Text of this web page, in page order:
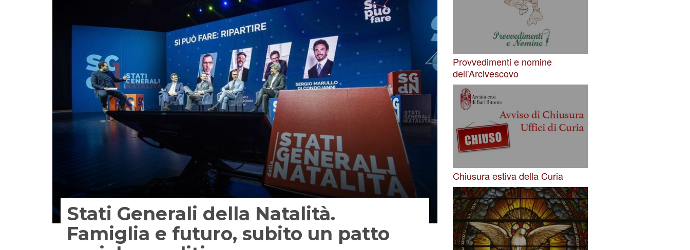
Stati Generali della Natalità.
Famiglia e futuro, subito un patto
Provvedimenti e nomine
dell'Arcivescovo
Chiusura estiva della Curia